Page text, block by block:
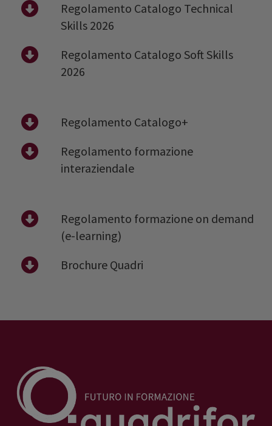
Regolamento Catalogo Technical
Skills 2026
Regolamento Catalogo Soft Skills
2026
Regolamento Catalogo+
Regolamento formazione
interaziendale
Regolamento formazione on demand
(e-learning)
Brochure Quadri